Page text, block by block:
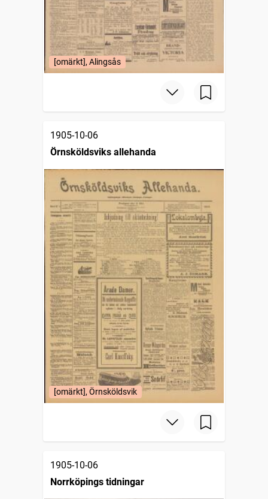
[omärkt], Alingsås
1905-10-06
Örnsköldsviks allehanda
[omärkt], Örnsköldsvik
1905-10-06
Norrköpings tidningar